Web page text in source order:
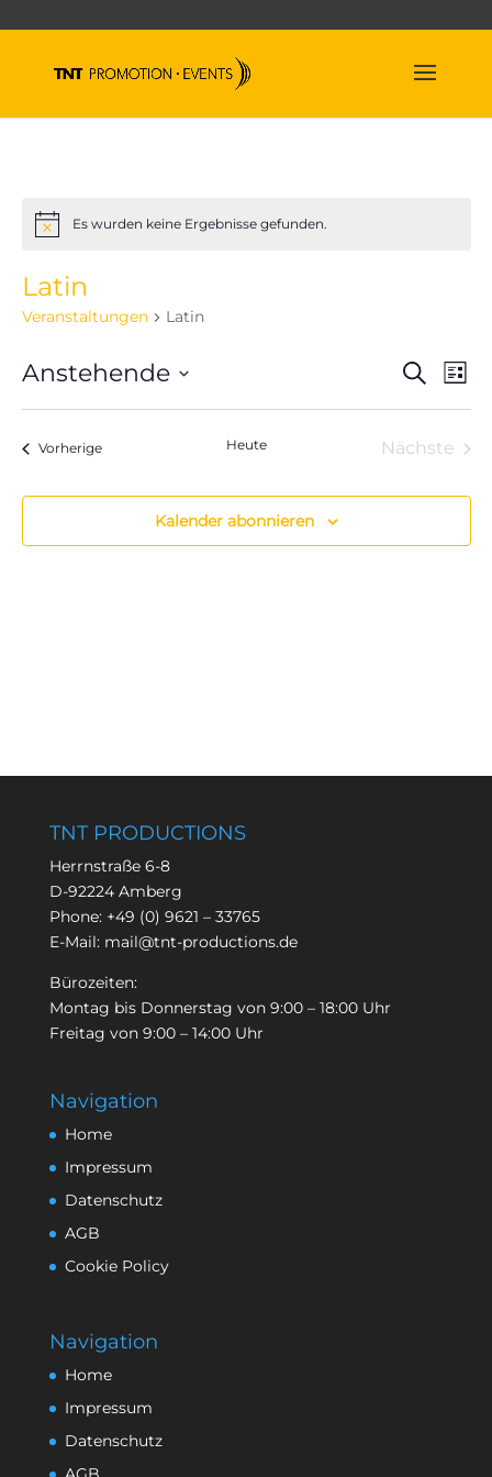
HinweisEs wurden keine Ergebnisse gefunden.
Latin
Veranstaltungen Latin
Suche
Liste
Anstehende
VorherigeVeranstaltungen Heute
Nächste
Kalender abonnieren
TNT PRODUCTIONS
Herrnstraße 6-8
D-92224 Amberg
Phone: +49 (0) 9621 – 33765
E-Mail: mail@tnt-productions.de
Bürozeiten:
Montag bis Donnerstag von 9:00 – 18:00 Uhr
Freitag von 9:00 – 14:00 Uhr
Navigation
Home
Impressum
Datenschutz
AGB
Cookie Policy
Navigation
Home
Impressum
Datenschutz